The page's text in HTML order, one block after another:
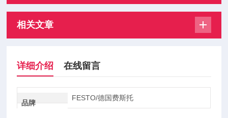
相关文章
详细介绍 在线留言
品牌
FESTO/德国费斯托